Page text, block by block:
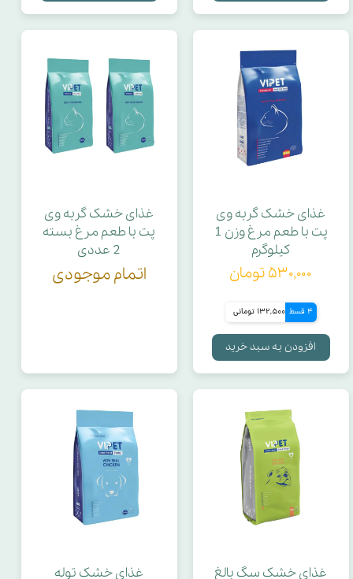
غذای خشک گربه وی
پت با طعم مرغ وزن 1
کیلوگرم
۵۳۰,۰۰۰ تومان
4 قسط 132,500 تومانی
افزودن به سبد خرید
غذای خشک گربه وی
پت با طعم مرغ بسته
2 عددی
اتمام موجودی
غذای خشک سگ بالغ
غذای خشک توله